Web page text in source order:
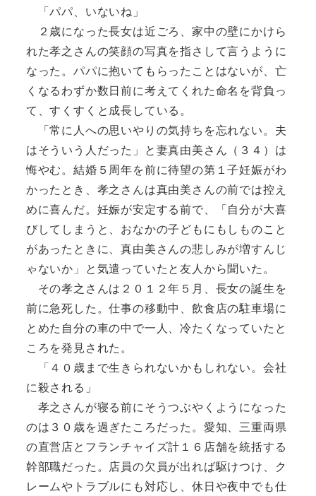
「パパ、いないね」
２歳になった長女は近ごろ、家中の壁にかけら
れた孝之さんの笑顔の写真を指さして言うように
なった。パパに抱いてもらったことはないが、亡
くなるわずか数日前に考えてくれた命名を背負っ
て、すくすくと成長している。
「常に人への思いやりの気持ちを忘れない。夫
はそういう人だった」と妻真由美さん（３４）は
悔やむ。結婚５周年を前に待望の第１子妊娠がわ
かったとき、孝之さんは真由美さんの前では控え
めに喜んだ。妊娠が安定する前で、「自分が大喜
びしてしまうと、おなかの子どもにもしものこと
があったときに、真由美さんの悲しみが増すんじ
ゃないか」と気遣っていたと友人から聞いた。
その孝之さんは２０１２年５月、長女の誕生を
前に急死した。仕事の移動中、飲食店の駐車場に
とめた自分の車の中で一人、冷たくなっていたと
ころを発見された。
「４０歳まで生きられないかもしれない。会社
に殺される」
孝之さんが寝る前にそうつぶやくようになった
のは３０歳を過ぎたころだった。愛知、三重両県
の直営店とフランチャイズ計１６店舗を統括する
幹部職だった。店員の欠員が出れば駆けつけ、ク
レームやトラブルにも対応し、休日や夜中でも仕